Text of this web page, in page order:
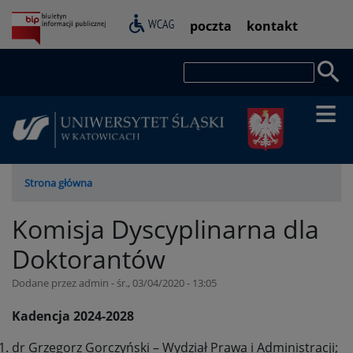
Przejdź
do
treści
Pasek
dostępności
poczta kontakt
Ścieżka
Strona główna
Komisja Dyscyplinarna dla
Doktorantów
Dodane przez admin - śr., 03/04/2020 - 13:05
Kadencja 2024-2028
dr Grzegorz Gorczyński – Wydział Prawa i Administracji;